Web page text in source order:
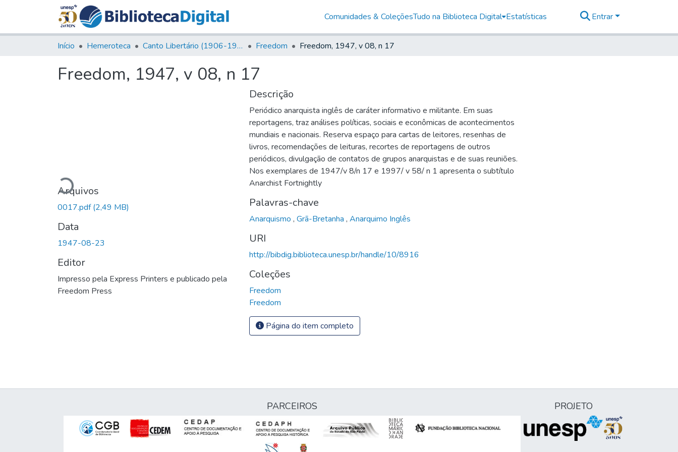
Comunidades & ColeçõesTudo na Biblioteca Digital Estatísticas Entrar
Início Hemeroteca Canto Libertário (1906-1995) Freedom Freedom, 1947, v 08, n 17
Freedom, 1947, v 08, n 17
Carregando...
Arquivos
0017.pdf(2,49 MB)
Data
1947-08-23
Editor
Impresso pela Express Printers e publicado pela
Freedom Press
Descrição
Periódico anarquista inglês de caráter informativo e militante. Em suas
reportagens, traz análises políticas, sociais e econômicas de acontecimentos
mundiais e nacionais. Reserva espaço para cartas de leitores, resenhas de
livros, recomendações de leituras, recortes de reportagens de outros
periódicos, divulgação de contatos de grupos anarquistas e de suas reuniões.
Nos exemplares de 1947/v 8/n 17 e 1997/ v 58/ n 1 apresenta o subtítulo
Anarchist Fortnightly
Palavras-chave
Anarquismo , Grã-Bretanha , Anarquimo Inglês
URI
http://bibdig.biblioteca.unesp.br/handle/10/8916
Coleções
Freedom
Freedom
Página do item completo
PARCEIROS PROJETO